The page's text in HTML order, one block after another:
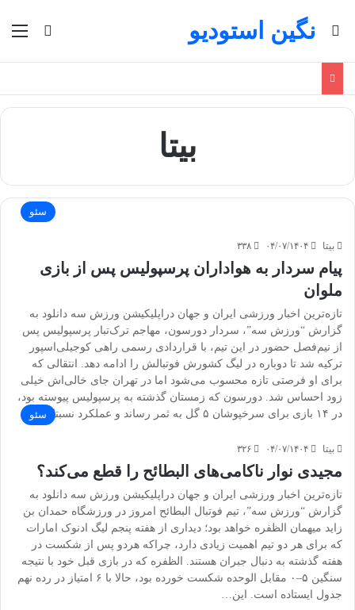
تغییر نگین استودیو
جستجو برای
بیتا
سئو
بیتا ۰۴/۰۷/۱۴۰۴ ۳۳۸
پیام سردار به هواداران پرسپولیس پس از بازی
ملوان
تازه‌ترین اخبار ورزشی ایران و جهان دراپلیکیشن ورزش سه دانلود به
گزارش “ورزش سه”، سردار دورسون، مهاجم ترک‌تبار پرسپولیس پس
از نیم‌فصل حضور در این تیم، با قراردادی رسمی راهی کوجیلی‌اسپور
ترکیه شد تا دوباره در لیگ کشورش فوتبالش را ادامه دهد. انتقالی که
برای او فرصتی تازه محسوب می‌شود اما در تهران جای خالی‌اش خیلی
زود احساس شد. دورسون که زمستان گذشته به پرسپولیس پیوسته بود،
در ۱۴ بازی برای سرخپوشان ۵ گل به ثمر رساند و عملکرد نسبتا…
سئو
بیتا ۰۴/۰۷/۱۴۰۴ ۳۲۶
مجیدی نوار ناکامی‌های البطائح را قطع می‌کند؟
تازه‌ترین اخبار ورزشی ایران و جهان دراپلیکیشن ورزش سه دانلود به
گزارش “ورزش سه”، تیم فوتبال البطائح امروز در ورزشگاه حمدان بن
زاید میهمان الظفره خواهد بود؛ دیداری از هفته پنجم لیگ ادنوک امارات
که برای هر دو تیم اهمیت زیادی دارد، چراکه هردو پس از شکست در
هفته گذشته به دنبال جبران هستند. الظفره که در بازی قبل خود با نتیجه
سنگین ۵–۰ مقابل الوحده شکست خورده بود، حالا با ۶ امتیاز در رده نهم
جدول ایستاده است. این…